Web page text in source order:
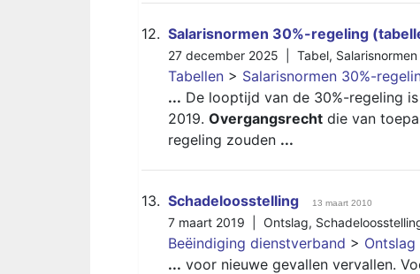
12. Salarisnormen 30%-regeling
27 december 2025 | Tabel,
Tabellen > Salarisnormen 30%-
... De looptijd van de 30%-regeling
2019. Overgangsrecht die van
regeling zouden ...
13. Schadeloosstelling 13 maart 2010
7 maart 2019 | Ontslag,
Beëindiging dienstverband >
... voor nieuwe gevallen vervallen.